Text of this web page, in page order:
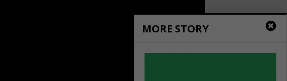
MORE STORY
συστημάτων για
αυτοπαραγωγή (Net-
metering)